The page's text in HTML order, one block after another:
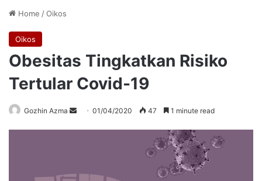
Home /Oikos
Oikos
Obesitas Tingkatkan Risiko
Tertular Covid-19
Gozhin Azma
Send01/04/2020 47 1 minute read